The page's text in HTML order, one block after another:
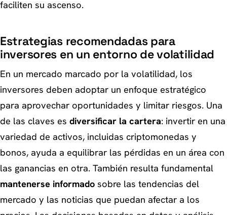
faciliten su ascenso.
Estrategias recomendadas para
inversores en un entorno de volatilidad
En un mercado marcado por la volatilidad, los
inversores deben adoptar un enfoque estratégico
para aprovechar oportunidades y limitar riesgos. Una
de las claves es diversificar la cartera: invertir en una
variedad de activos, incluidas criptomonedas y
bonos, ayuda a equilibrar las pérdidas en un área con
las ganancias en otra. También resulta fundamental
mantenerse informado sobre las tendencias del
mercado y las noticias que puedan afectar a los